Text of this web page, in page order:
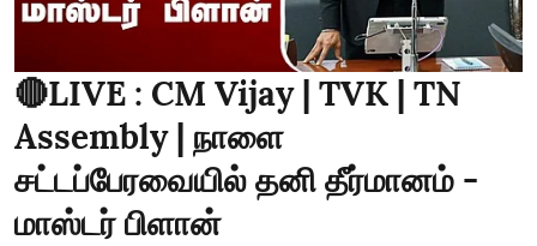
🔴LIVE : CM Vijay | TVK | TN
Assembly | நாளை
சட்டப்பேரவையில் தனி தீர்மானம் -
மாஸ்டர் பிளான்